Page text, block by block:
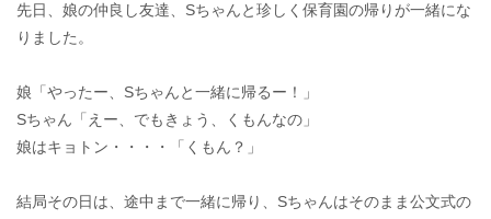
先日、娘の仲良し友達、Sちゃんと珍しく保育園の帰りが一緒にな
りました。
娘「やったー、Sちゃんと一緒に帰るー！」
Sちゃん「えー、でもきょう、くもんなの」
娘はキョトン・・・・「くもん？」
結局その日は、途中まで一緒に帰り、Sちゃんはそのまま公文式の